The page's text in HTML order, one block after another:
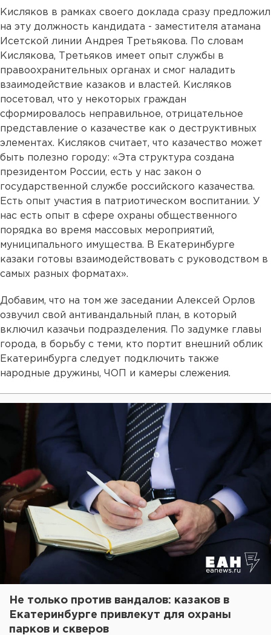
Кисляков в рамках своего доклада сразу предложил
на эту должность кандидата - заместителя атамана
Исетской линии Андрея Третьякова. По словам
Кислякова, Третьяков имеет опыт службы в
правоохранительных органах и смог наладить
взаимодействие казаков и властей. Кисляков
посетовал, что у некоторых граждан
сформировалось неправильное, отрицательное
представление о казачестве как о деструктивных
элементах. Кисляков считает, что казачество может
быть полезно городу: «Эта структура создана
президентом России, есть у нас закон о
государственной службе российского казачества.
Есть опыт участия в патриотическом воспитании. У
нас есть опыт в сфере охраны общественного
порядка во время массовых мероприятий,
муниципального имущества. В Екатеринбурге
казаки готовы взаимодействовать с руководством в
самых разных форматах».
Добавим, что на том же заседании Алексей Орлов
озвучил свой антивандальный план, в который
включил казачьи подразделения. По задумке главы
города, в борьбу с теми, кто портит внешний облик
Екатеринбурга следует подключить также
народные дружины, ЧОП и камеры слежения.
Не только против вандалов: казаков в
Екатеринбурге привлекут для охраны
парков и скверов